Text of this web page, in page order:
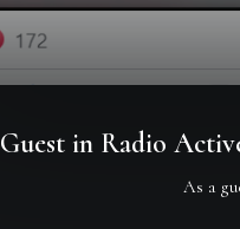
Guest in Radio
As a